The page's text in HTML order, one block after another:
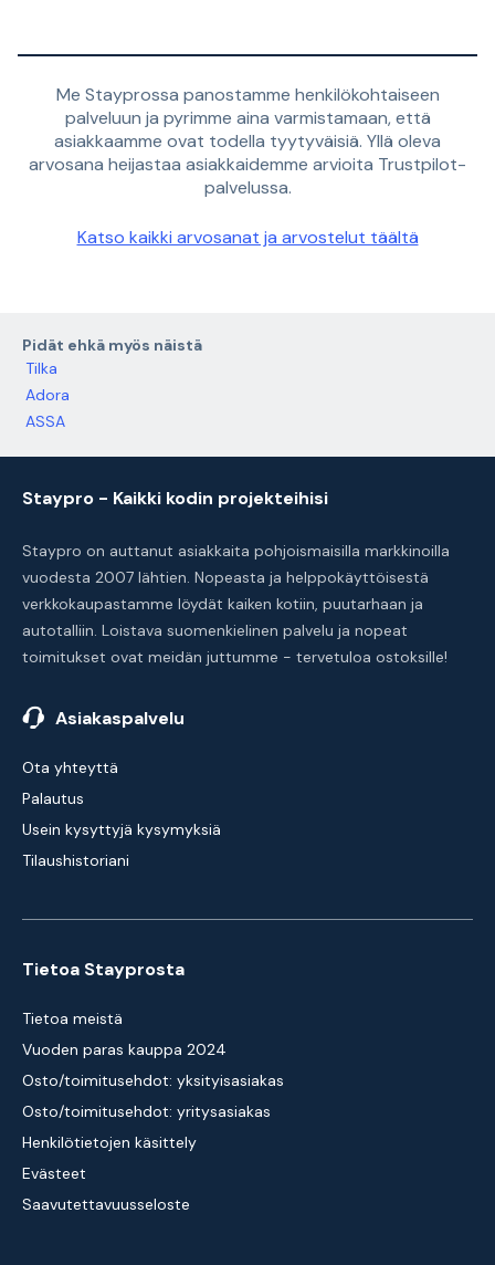
Me Stayprossa panostamme henkilökohtaiseen
palveluun ja pyrimme aina varmistamaan, että
asiakkaamme ovat todella tyytyväisiä. Yllä oleva
arvosana heijastaa asiakkaidemme arvioita Trustpilot-
palvelussa.
Katso kaikki arvosanat ja arvostelut täältä
Pidät ehkä myös näistä
Tilka
Adora
ASSA
Staypro - Kaikki kodin projekteihisi
Staypro on auttanut asiakkaita pohjoismaisilla markkinoilla
vuodesta 2007 lähtien. Nopeasta ja helppokäyttöisestä
verkkokaupastamme löydät kaiken kotiin, puutarhaan ja
autotalliin. Loistava suomenkielinen palvelu ja nopeat
toimitukset ovat meidän juttumme - tervetuloa ostoksille!
Asiakaspalvelu
Ota yhteyttä
Palautus
Usein kysyttyjä kysymyksiä
Tilaushistoriani
Tietoa Stayprosta
Tietoa meistä
Vuoden paras kauppa 2024
Osto/toimitusehdot: yksityisasiakas
Osto/toimitusehdot: yritysasiakas
Henkilötietojen käsittely
Evästeet
Saavutettavuusseloste